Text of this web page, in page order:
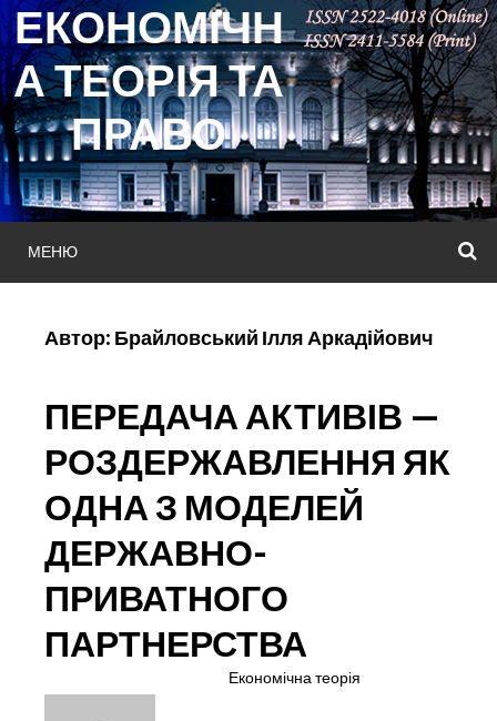
Skip
to
content
ЕКОНОМІЧН
А ТЕОРІЯ ТА
ПРАВО
МЕНЮ
Автор: Брайловський Ілля Аркадійович
ПЕРЕДАЧА АКТИВІВ —
РОЗДЕРЖАВЛЕННЯ ЯК
ОДНА З МОДЕЛЕЙ
ДЕРЖАВНО-
ПРИВАТНОГО
ПАРТНЕРСТВА
Економічна теорія